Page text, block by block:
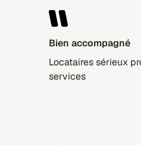
Bien accompagné
Locataires sérieux
services